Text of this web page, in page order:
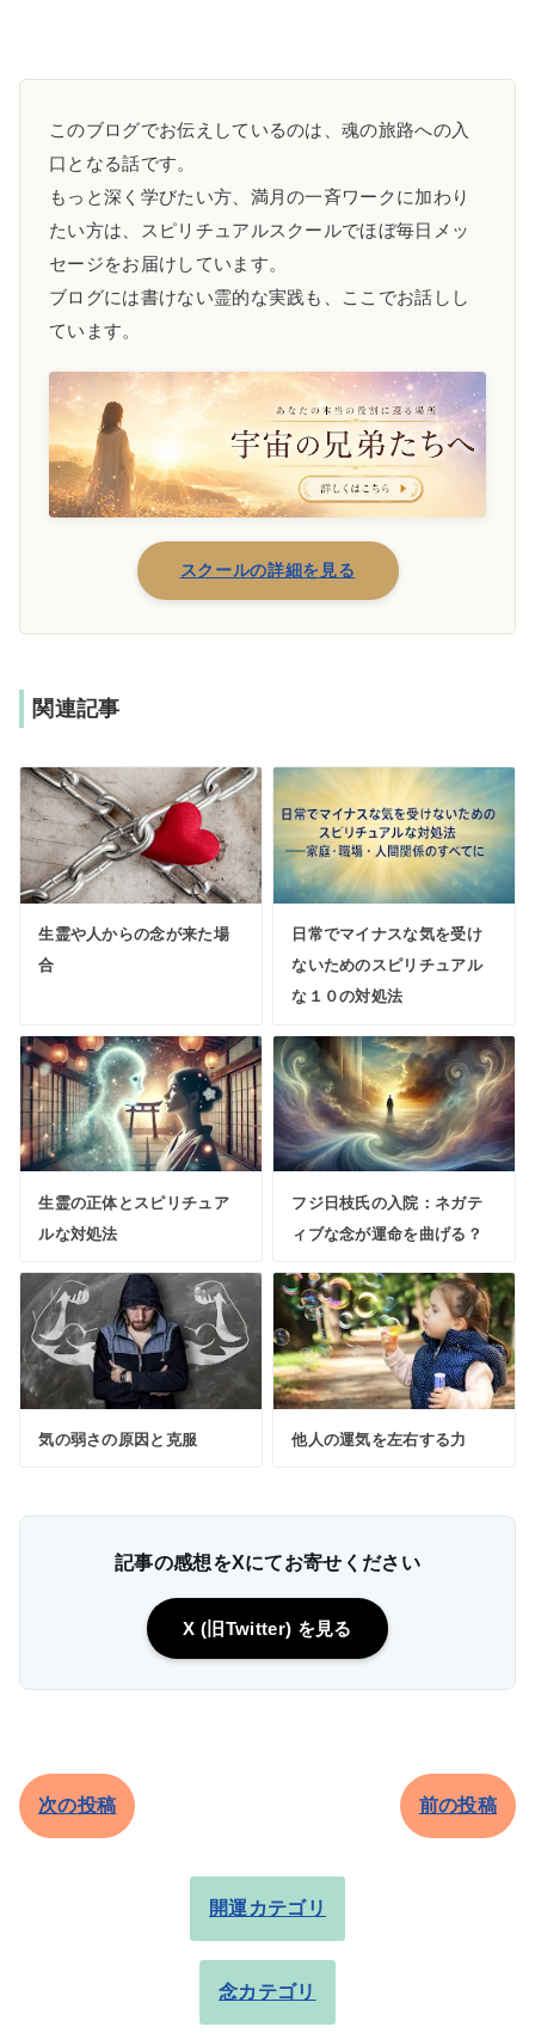
このブログでお伝えしているのは、魂の旅路への入
口となる話です。
もっと深く学びたい方、満月の一斉ワークに加わり
たい方は、スピリチュアルスクールでほぼ毎日メッ
セージをお届けしています。
ブログには書けない霊的な実践も、ここでお話しし
ています。
スクールの詳細を見る
関連記事
生霊や人からの念が来た場
合
日常でマイナスな気を受け
ないためのスピリチュアル
な１０の対処法
生霊の正体とスピリチュア
ルな対処法
フジ日枝氏の入院：ネガテ
ィブな念が運命を曲げる？
気の弱さの原因と克服 他人の運気を左右する力
記事の感想をXにてお寄せください
X (旧Twitter) を見る
次の投稿 前の投稿
開運カテゴリ
念カテゴリ